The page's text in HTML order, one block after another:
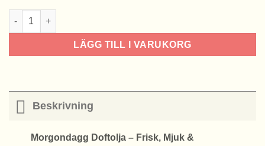
Morgondagg doftolja mängd
LÄGG TILL I VARUKORG
Beskrivning
Morgondagg Doftolja – Frisk, Mjuk &